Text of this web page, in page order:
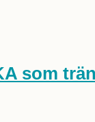
som